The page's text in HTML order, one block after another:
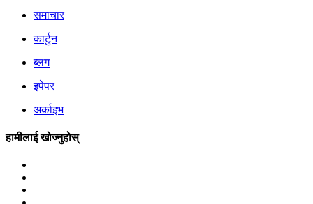
समाचार
कार्टुन
ब्लग
इपेपर
अर्काइभ
हामीलाई खोज्नुहोस्